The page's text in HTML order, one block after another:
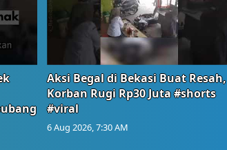
Aksi Begal di Bekasi Buat Resah,
Korban Rugi Rp30 Juta #shorts
#viral
6 Aug 2026, 7:30 AM